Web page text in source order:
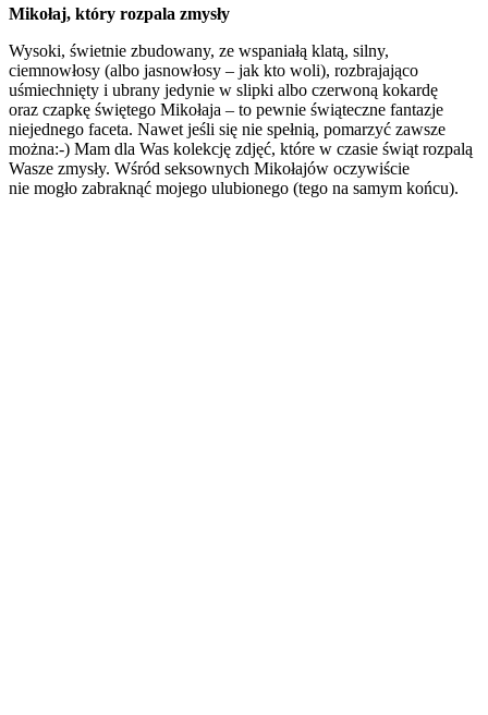
Mikołaj, który rozpala zmysły
Wysoki, świetnie zbudowany, ze wspaniałą klatą, silny,
ciemnowłosy (albo jasnowłosy – jak kto woli), rozbrajająco
uśmiechnięty i ubrany jedynie w slipki albo czerwoną kokardę
oraz czapkę świętego Mikołaja – to pewnie świąteczne fantazje
niejednego faceta. Nawet jeśli się nie spełnią, pomarzyć zawsze
można:-) Mam dla Was kolekcję zdjęć, które w czasie świąt rozpalą
Wasze zmysły. Wśród seksownych Mikołajów oczywiście
nie mogło zabraknąć mojego ulubionego (tego na samym końcu).